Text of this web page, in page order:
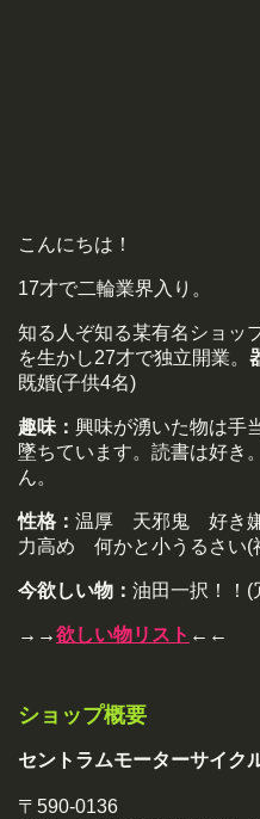
こんにちは！
17才で二輪業界入り。
知る人ぞ知る某有名ショッ
を生かし27才で独立開業。
既婚(子供4名)
趣味： 興味が湧いた物は手
墜ちています。読書は好き
ん。
性格： 温厚 天邪鬼 好き
力高め 何かと小うるさい(
今欲しい物： 油田一択！！
→→欲しい物リスト ←←
ショップ概要
セントラムモーターサイク
〒590-0136